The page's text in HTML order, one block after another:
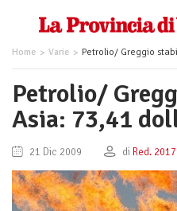
Home Varie Petrolio/ Greggio stabile in Asia:
Petrolio/
Asia: 73,41
21 Dic 2009 di Red. 2017